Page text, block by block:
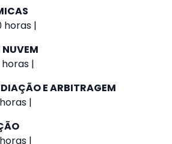
horas |
|
E ARBITRAGEM
|
|